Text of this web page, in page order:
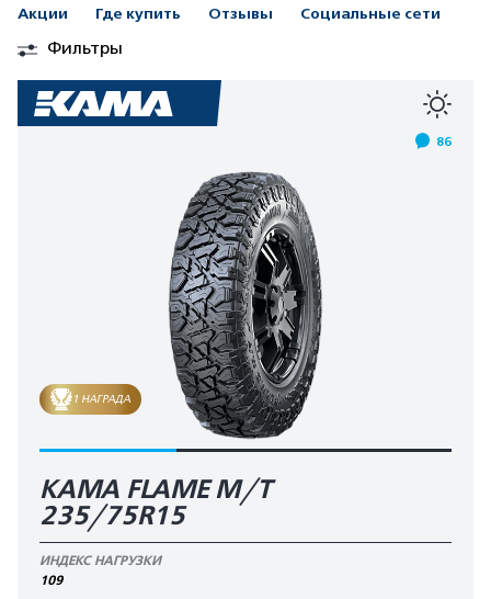
Акции Где купить Отзывы Социальные сети
Фильтры
86
1 НАГРАДА
KAMA FLAME М/T
235/75R15
ИНДЕКС НАГРУЗКИ
109